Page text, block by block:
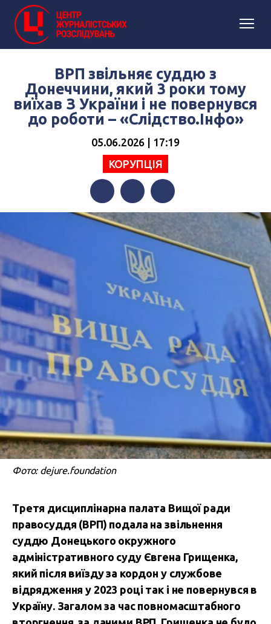
ВРП звільняє суддю з
Донеччини, який 3 роки тому
виїхав З України і не повернувся
до роботи – «Слідство.Інфо»
05.06.2026 | 17:19
КОРУПЦІЯ
FacebookTwitterTelegram
Фото: dejure.foundation
Третя дисциплінарна палата Вищої ради
правосуддя (ВРП) подала на звільнення
суддю Донецького окружного
адміністративного суду Євгена Грищенка,
який після виїзду за кордон у службове
відрядження у 2023 році так і не повернувся в
Україну. Загалом за час повномасштабного